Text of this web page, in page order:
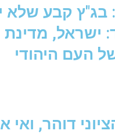
בג"ץ קבע שלא
ישראל,
העם היהודי
דוהר, ואי